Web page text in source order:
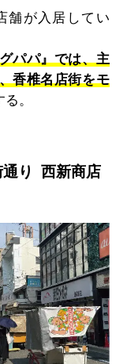
舗が入居してい
パパ』では、主
香椎名店街をモ
。
通り 西新商店